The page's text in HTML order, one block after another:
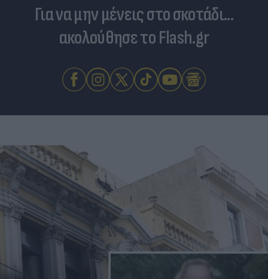
Για να μην μένεις στο σκοτάδι...
ακολούθησε το Flash.gr